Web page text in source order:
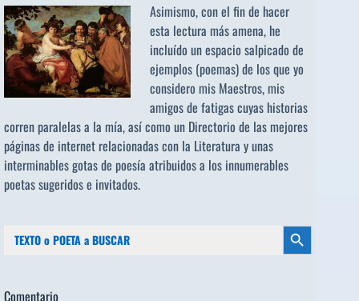
Asimismo, con el fin de hacer
esta lectura más amena, he
incluído un espacio salpicado de
ejemplos (poemas) de los que yo
considero mis Maestros, mis
amigos de fatigas cuyas historias
corren paralelas a la mía, así como un Directorio de las mejores
páginas de internet relacionadas con la Literatura y unas
interminables gotas de poesía atribuidos a los innumerables
poetas sugeridose invitados.
Botón de búsqueda
Comentario